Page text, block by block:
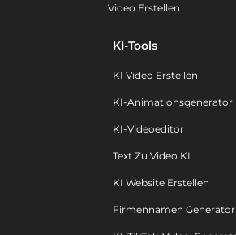
Video Erstellen
KI-Tools
KI Video Erstellen
KI-Animationsgenerator
KI-Videoeditor
Text Zu Video KI
KI Website Erstellen
Firmennamen Generator